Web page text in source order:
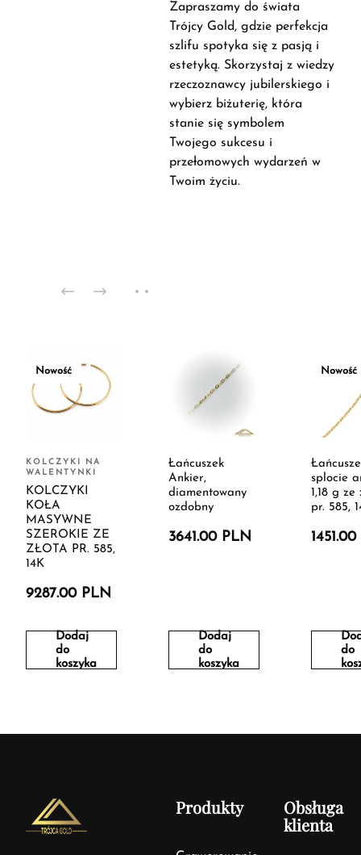
Zapraszamy do świata
Trójcy Gold, gdzie perfekcja
szlifu spotyka się z pasją i
estetyką. Skorzystaj z wiedzy
rzeczoznawcy jubilerskiego i
wybierz biżuterię, która
stanie się symbolem
Twojego sukcesu i
przełomowych wydarzeń w
Twoim życiu.
Nowość
KOLCZYKI NA
WALENTYNKI
KOLCZYKI
KOŁA
MASYWNE
SZEROKIE ZE
ZŁOTA PR. 585,
14K
9287.00 PLN
Dodaj
do
koszyka
Łańcuszek
Ankier,
diamentowany
ozdobny
3641.00 PLN
Dodaj
do
koszyka
Nowość
splocie
1,18 g ze
pr. 585,
do
Produkty
Obsługa
klienta